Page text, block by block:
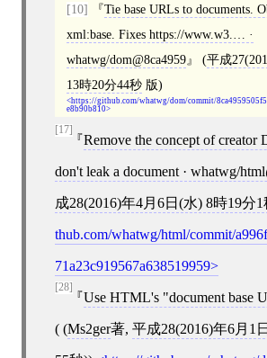
[10]
Tie base URLs to documents.
xml:base. Fixes https://www.w3.… ·
whatwg/dom@8ca4959
(平成
13時20分44秒版)
https://github.com/whatwg/dom/commit/
e8b90b810
[17]
Remove the concept of creator
don't leak a document · whatwg/
成28(2016)年4月6日(水) 8時19分1
thub.com/whatwg/html/commit/
71a23c919567a638519959
[28]
Use HTML's "document base
( (Ms2ger著, 平成28(2016)年6月1